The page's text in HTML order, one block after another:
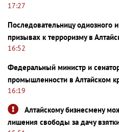
17:27
Последовательницу одиозного
призывах к терроризму в
16:52
Федеральный министр и
промышленности в Алтайском
16:19
Алтайскому бизнесмену
лишения свободы за дачу